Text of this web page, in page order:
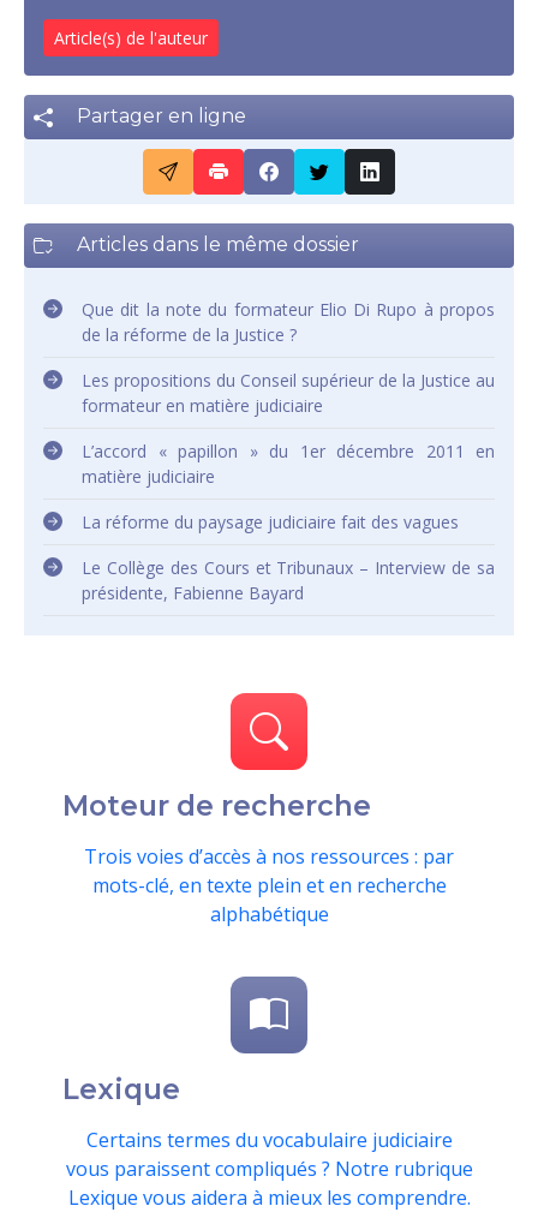
Article(s) de l'auteur
Partager en ligne
Articles dans le même dossier
Que dit la note du formateur Elio Di Rupo à propos
de la réforme de la Justice ?
Les propositions du Conseil supérieur de la Justice au
formateur en matière judiciaire
L’accord « papillon » du 1er décembre 2011 en
matière judiciaire
La réforme du paysage judiciaire fait des vagues
Le Collège des Cours et Tribunaux – Interview de sa
présidente, Fabienne Bayard
Moteur de recherche
Trois voies d’accès à nos ressources : par
mots-clé, en texte plein et en recherche
alphabétique
Lexique
Certains termes du vocabulaire judiciaire
vous paraissent compliqués ? Notre rubrique
Lexique vous aidera à mieux les comprendre.